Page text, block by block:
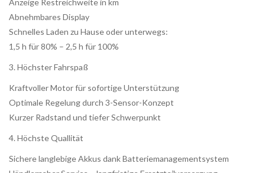
Anzeige Restreichweite in km
Abnehmbares Display
Schnelles Laden zu Hause oder unterwegs:
1,5 h für 80% – 2,5 h für 100%
3. Höchster Fahrspaß
Kraftvoller Motor für sofortige Unterstützung
Optimale Regelung durch 3-Sensor-Konzept
Kurzer Radstand und tiefer Schwerpunkt
4. Höchste Quallität
Sichere langlebige Akkus dank Batteriemanagementsystem